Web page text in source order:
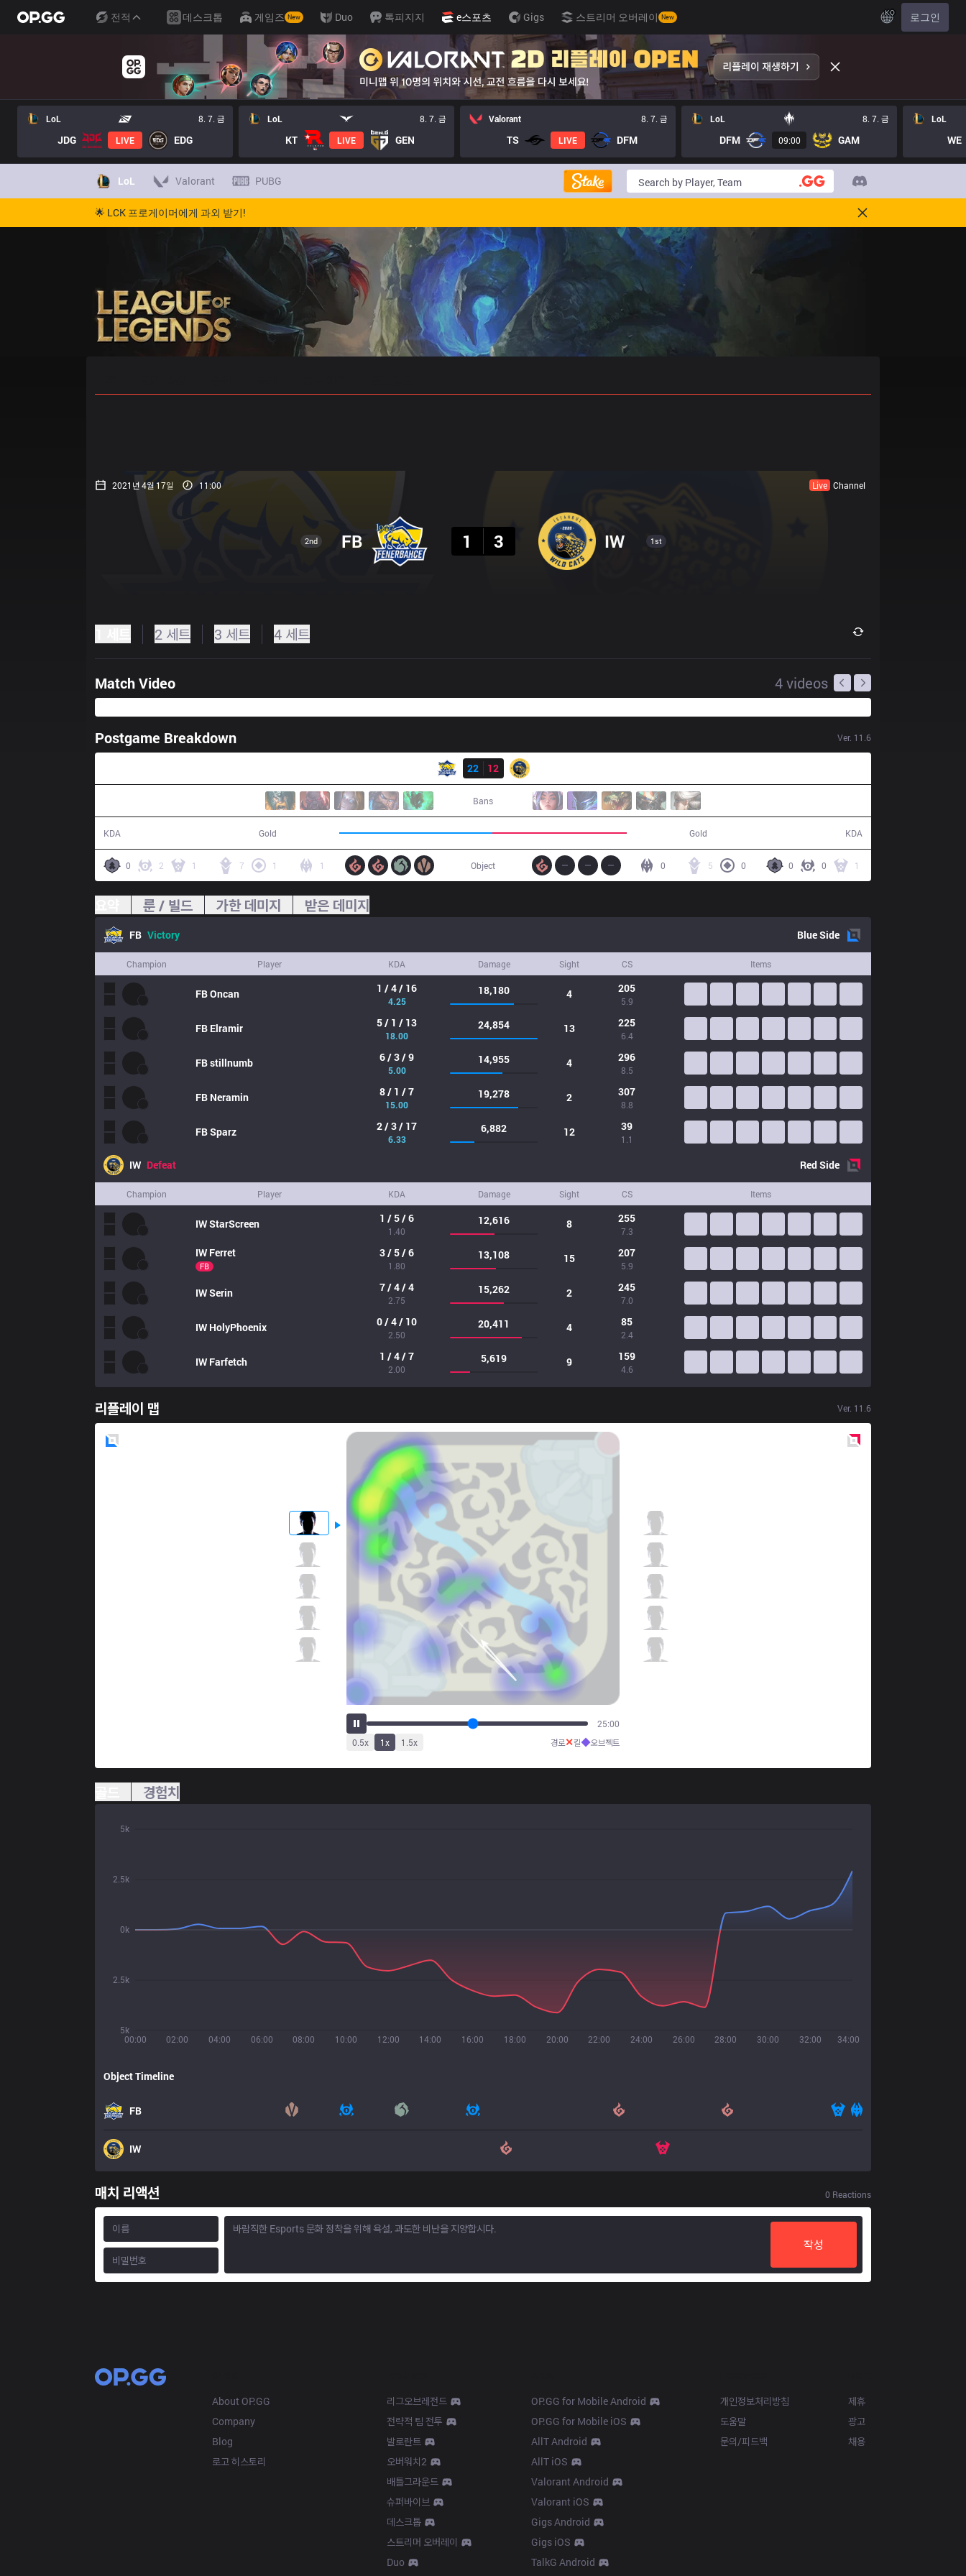
전적 데스크톱 게임즈 New Duo 톡피지지 e스포츠 Gigs 스트리머 오버레이 New KO 로그인
LoL 8. 7. 금
JDG LIVE EDG
LoL 8. 7. 금
KT LIVE GEN
Valorant 8. 7. 금
TS LIVE DFM
LoL 8. 7. 금
DFM 09:00 GAM
LoL
WE
LoL Valorant PUBG
🌟 LCK 프로게이머에게 과외 받기!
2021년 4월 17일 11:00 Live Channel
2nd FB
1
3 IW 1st
2 세트 3 세트 4 세트
Match Video 4videos
Postgame Breakdown Ver. 11.6
22
12
Bans
KDA Gold Gold KDA
0 2 1 7 1 1 0 0 1
5 0
0
Object
룬 / 빌드 가한 데미지 받은 데미지
FB Victory BlueSide
Champion Player KDA Damage Sight CS Items
FBOncan 1 / 4 / 16
4.25
18,180 4 205
5.9
FB Elramir 5 / 1 / 13
18.00
24,854 13 225
6.4
FBstillnumb 6 / 3 / 9
5.00
14,955 4 296
8.5
FB Neramin 8 / 1 / 7
15.00
19,278 2 307
8.8
FBSparz 2 / 3 / 17
6.33
6,882 12 39
1.1
IW Defeat RedSide
Champion Player KDA Damage Sight CS Items
IWStarScreen 1 / 5 / 6
1.40
12,616 8 255
7.3
IW Ferret
FB
3 / 5 / 6
1.80
13,108 15 207
5.9
IWSerin 7 / 4 / 4
2.75
15,262 2 245
7.0
IW HolyPhoenix 0 / 4 / 10
2.50
20,411 4 85
2.4
IW Farfetch 1 / 4 / 7
2.00
5,619 9 159
4.6
리플레이 맵 Ver. 11.6
29:38
0.5x 1x 1.5x 경로✕킬◆오브젝트
경험치
00:00 02:00 04:00 06:00 08:00 10:00 12:00 14:00 16:00 18:00 20:00 22:00 24:00 26:00 28:00 30:00 32:00 34:00
5k
2.5k
0k
2.5k
5k
Object Timeline
FB
IW
매치 리액션 0 Reactions
작성
About OP.GG
Company
Blog
로고 히스토리
리그오브레전드
전략적 팀 전투
발로란트
오버워치2
배틀그라운드
슈퍼바이브
데스크톱
스트리머 오버레이
Duo
OP.GG for Mobile Android
OP.GG for Mobile iOS
AllT Android
AllT iOS
Valorant Android
Valorant iOS
Gigs Android
Gigs iOS
TalkG Android
개인정보처리방침
도움말
문의/피드백
제휴
광고
채용